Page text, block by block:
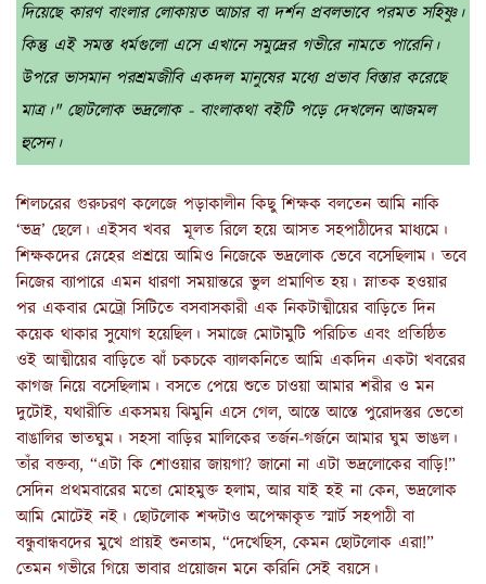
দিয়েছে কারণ বাংলার লোকায়ত আচার বা দর্শন প্রবলভাবে পরমত সহিষ্ণু।
কিন্তু এই সমস্ত ধর্মগুলো এসে এখানে সমুদ্রের গভীরে নামতে পারেনি।
উপরে ভাসমান পরশ্রমজীবি একদল মানুষের মধ্যে প্রভাব বিস্তার করেছে
মাত্র।" ছোটলোক ভদ্রলোক - বাংলাকথা বইটি পড়ে দেখলেন আজমল
হুসেন।
শিলচরের গুরুচরণ কলেজে পড়াকালীন কিছু শিক্ষক বলতেন আমি নাকি
‘ভদ্র’ ছেলে। এইসব খবর মূলত রিলে হয়ে আসত সহপাঠীদের মাধ্যমে।
শিক্ষকদের স্নেহের প্রশ্রয়ে আমিও নিজেকে ভদ্রলোক ভেবে বসেছিলাম। তবে
নিজের ব্যাপারে এমন ধারণা সময়ান্তরে ভুল প্রমাণিত হয়। স্নাতক হওয়ার
পর একবার মেট্রো সিটিতে বসবাসকারী এক নিকটাত্মীয়ের বাড়িতে দিন
কয়েক থাকার সুযোগ হয়েছিল। সমাজে মোটামুটি পরিচিত এবং প্রতিষ্ঠিত
ওই আত্মীয়ের বাড়িতে ঝাঁ চকচকে ব্যালকনিতে আমি একদিন একটা খবরের
কাগজ নিয়ে বসেছিলাম। বসতে পেয়ে শুতে চাওয়া আমার শরীর ও মন
দুটোই, যথারীতি একসময় ঝিমুনি এসে গেল, আস্তে আস্তে পুরোদস্তুর ভেতো
বাঙালির ভাতঘুম। সহসা বাড়ির মালিকের তর্জন-গর্জনে আমার ঘুম ভাঙল।
তাঁর বক্তব্য, “এটা কি শোওয়ার জায়গা? জানো না এটা ভদ্রলোকের বাড়ি!”
সেদিন প্রথমবারের মতো মোহমুক্ত হলাম, আর যাই হই না কেন, ভদ্রলোক
আমি মোটেই নই। ছোটলোক শব্দটাও অপেক্ষাকৃত স্মার্ট সহপাঠী বা
বন্ধুবান্ধবদের মুখে প্রায়ই শুনতাম, “দেখেছিস, কেমন ছোটলোক এরা!”
তেমন গভীরে গিয়ে ভাবার প্রয়োজন মনে করিনি সেই বয়সে।